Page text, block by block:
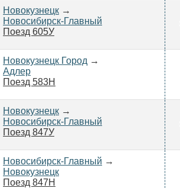
Новокузнецк →
Новосибирск-Главный
Поезд 605У
Новокузнецк Город →
Адлер
Поезд 583Н
Новокузнецк →
Новосибирск-Главный
Поезд 847У
Новосибирск-Главный →
Новокузнецк
Поезд 847Н